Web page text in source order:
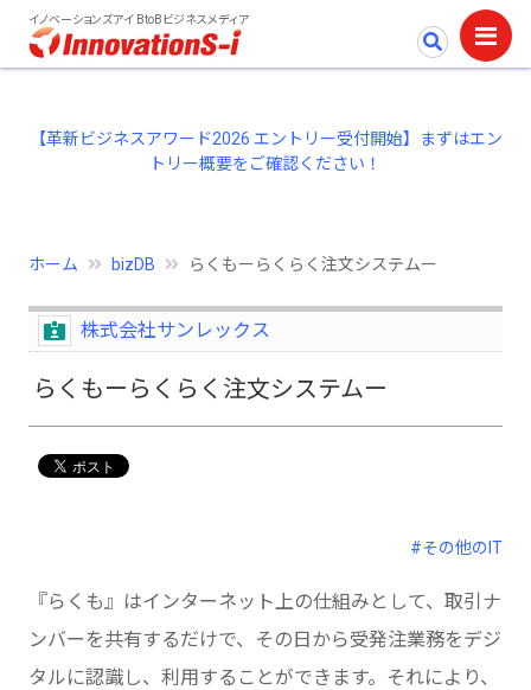
イノベーションズアイ BtoBビジネスメディア
【革新ビジネスアワード2026 エントリー受付開始】まずはエン
トリー概要をご確認ください！
ホーム bizDB らくもーらくらく注文システムー
株式会社サンレックス
らくもーらくらく注文システムー
#その他のIT
『らくも』はインターネット上の仕組みとして、取引ナ
ンバーを共有するだけで、その日から受発注業務をデジ
タルに認識し、利用することができます。それにより、